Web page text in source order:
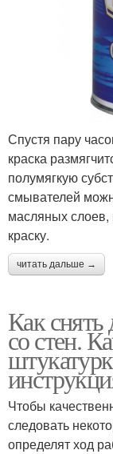
Спустя пару
краска
полумягкую
смывателей
масляных слоев,
краску.
читать дальше →
Как снять
со стен.
Чтобы
следовать
определят ход